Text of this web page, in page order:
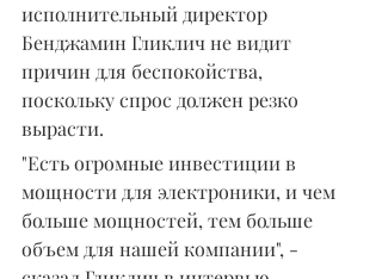
исполнительный директор
Бенджамин Гликлич не видит
причин для беспокойства,
поскольку спрос должен резко
вырасти.
"Есть огромные инвестиции в
мощности для электроники, и чем
больше мощностей, тем больше
объем для нашей компании", -